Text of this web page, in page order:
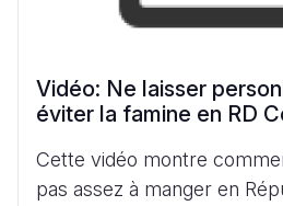
Vidéo: Ne laisser
éviter la famine en RD
Cette vidéo montre
pas assez à manger en